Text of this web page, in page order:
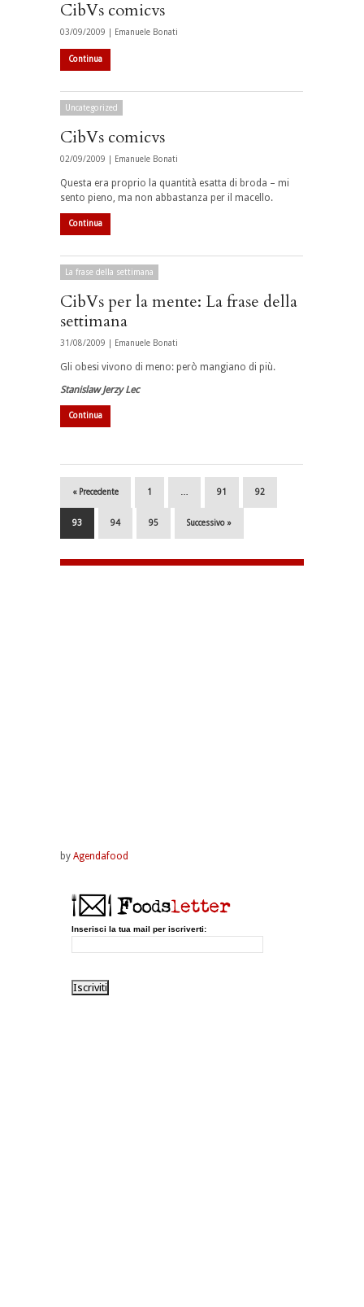
CibVs comicvs
03/09/2009 | Emanuele Bonati
Continua
Uncategorized
CibVs comicvs
02/09/2009 | Emanuele Bonati
Questa era proprio la quantità esatta di broda – mi
sento pieno, ma non abbastanza per il macello.
Continua
La frase della settimana
CibVs per la mente: La frase della
settimana
31/08/2009 | Emanuele Bonati
Gli obesi vivono di meno: però mangiano di più.
Stanislaw Jerzy Lec
Continua
« Precedente 1 91 92
93 94 95 Successivo »
by Agendafood
Inserisci la tua mail per iscriverti: